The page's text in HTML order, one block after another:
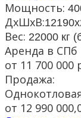
Мощность:
ДxШxВ:
Вес: 22000 кг
Аренда в СПб
от 11 700 000
Продажа:
от 12 990